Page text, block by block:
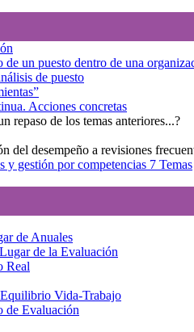
un puesto dentro de una
de puesto
Acciones concretas
repaso de los temas anteriores...?
del desempeño a revisiones
y gestión por competencias 7 Temas
de Anuales
de la Evaluación
Real
Vida-Trabajo
de Evaluación